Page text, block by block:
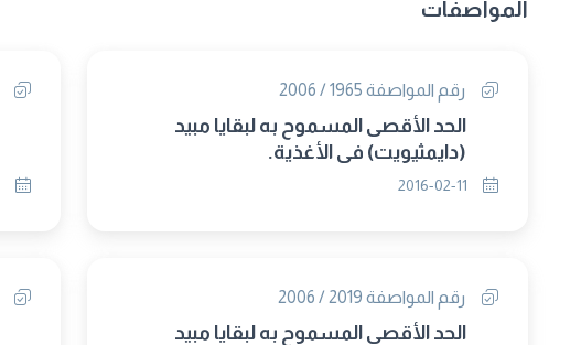
المواصفات
رقم المواصفة 1965 / 2006
الحد الأقصى المسموح به لبقايا مبيد
(دايمثيويت) فى الأغذية.
رقم المواصفة 2019 / 2006
الحد الأقصى المسموح به لبقايا مبيد